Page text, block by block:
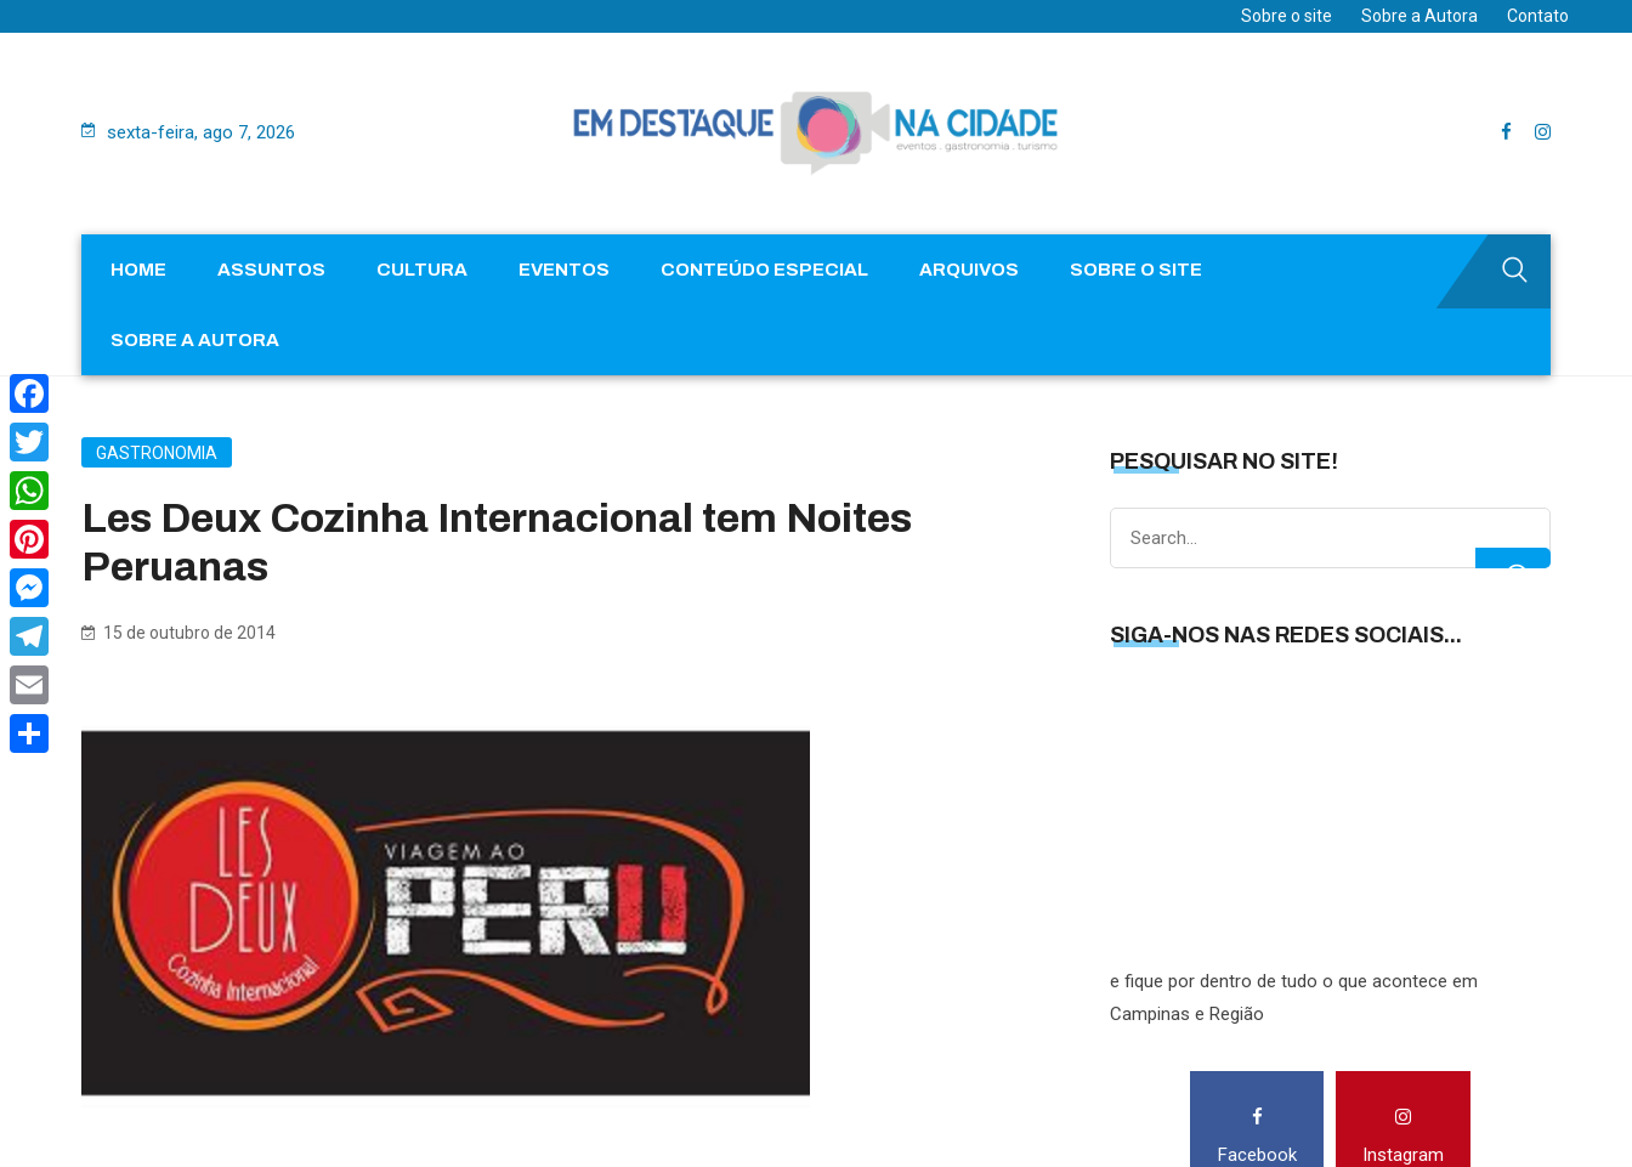
Sobre o site Sobre a Autora Contato
sexta-feira, ago 7, 2026
HOME ASSUNTOS CULTURA EVENTOS CONTEÚDO ESPECIAL ARQUIVOS SOBRE O SITE
SOBRE A AUTORA
GASTRONOMIA
Les Deux Cozinha Internacional tem Noites
Peruanas
15 de outubro de 2014
PESQUISAR NO SITE!
SIGA-NOS NAS REDES SOCIAIS...
e fique por dentro de tudo o que acontece em
Campinas e Região
Facebook Instagram
Facebook
Twitter
WhatsApp
Pinterest
Messenger
Telegram
Email